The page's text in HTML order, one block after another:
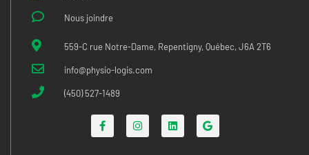
Nous joindre
559-C rue Notre-Dame, Repentigny, Québec, J6A 2T6
info@physio-logis.com
(450) 527-1489